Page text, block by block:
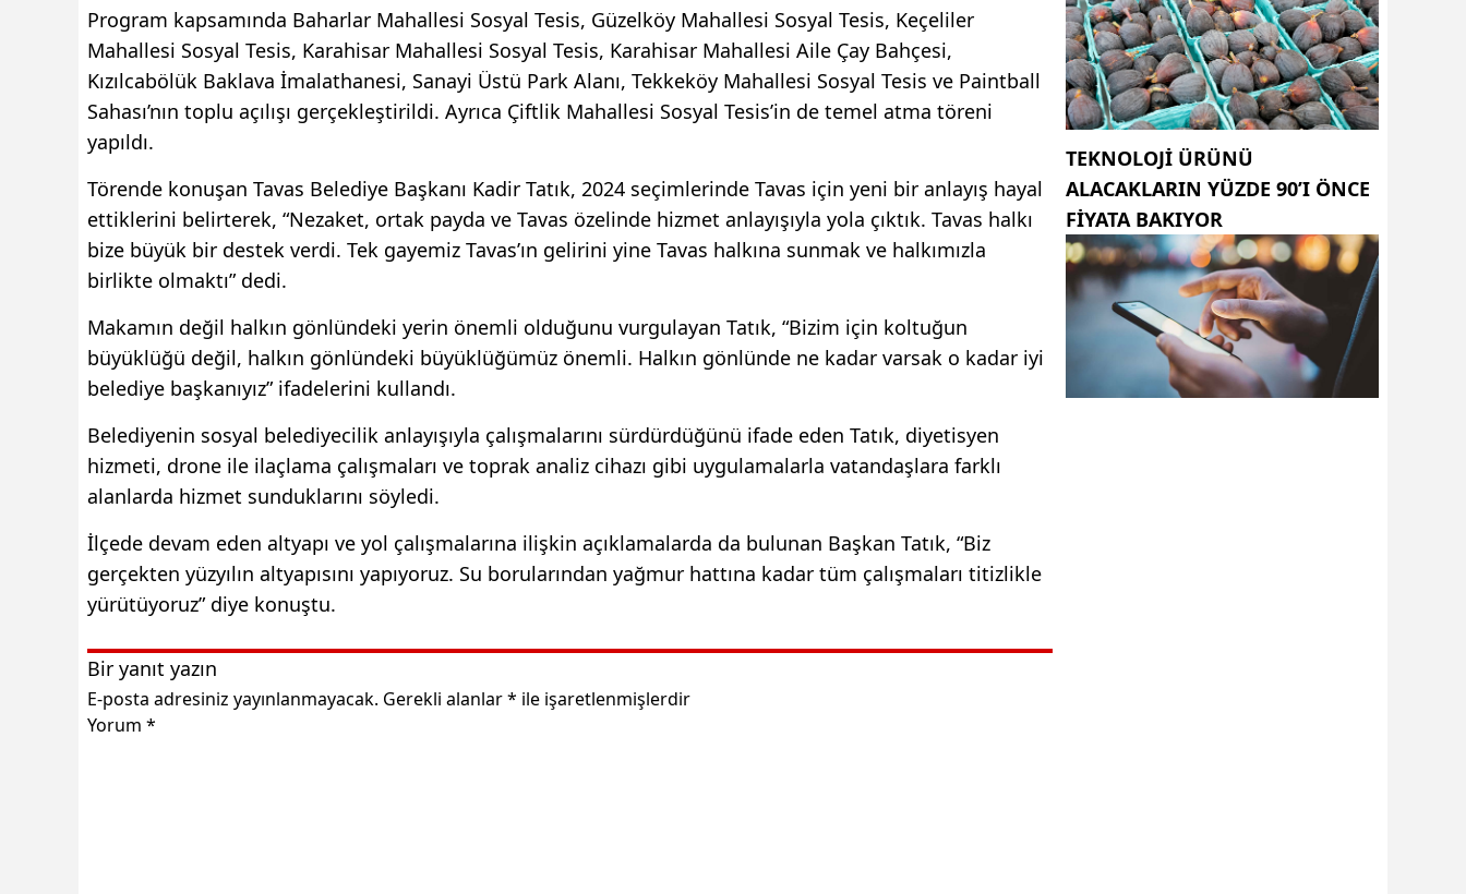
Program kapsamında Baharlar Mahallesi Sosyal Tesis, Güzelköy Mahallesi Sosyal Tesis, Keçeliler
Mahallesi Sosyal Tesis, Karahisar Mahallesi Sosyal Tesis, Karahisar Mahallesi Aile Çay Bahçesi,
Kızılcabölük Baklava İmalathanesi, Sanayi Üstü Park Alanı, Tekkeköy Mahallesi Sosyal Tesis ve Paintball
Sahası’nın toplu açılışı gerçekleştirildi. Ayrıca Çiftlik Mahallesi Sosyal Tesis’in de temel atma töreni
yapıldı.
Törende konuşan Tavas Belediye Başkanı Kadir Tatık, 2024 seçimlerinde Tavas için yeni bir anlayış hayal
ettiklerini belirterek, “Nezaket, ortak payda ve Tavas özelinde hizmet anlayışıyla yola çıktık. Tavas halkı
bize büyük bir destek verdi. Tek gayemiz Tavas’ın gelirini yine Tavas halkına sunmak ve halkımızla
birlikte olmaktı” dedi.
Makamın değil halkın gönlündeki yerin önemli olduğunu vurgulayan Tatık, “Bizim için koltuğun
büyüklüğü değil, halkın gönlündeki büyüklüğümüz önemli. Halkın gönlünde ne kadar varsak o kadar iyi
belediye başkanıyız” ifadelerini kullandı.
Belediyenin sosyal belediyecilik anlayışıyla çalışmalarını sürdürdüğünü ifade eden Tatık, diyetisyen
hizmeti, drone ile ilaçlama çalışmaları ve toprak analiz cihazı gibi uygulamalarla vatandaşlara farklı
alanlarda hizmet sunduklarını söyledi.
İlçede devam eden altyapı ve yol çalışmalarına ilişkin açıklamalarda da bulunan Başkan Tatık, “Biz
gerçekten yüzyılın altyapısını yapıyoruz. Su borularından yağmur hattına kadar tüm çalışmaları titizlikle
yürütüyoruz” diye konuştu.
Bir yanıt yazın
E-posta adresiniz yayınlanmayacak. Gerekli alanlar* ile işaretlenmişlerdir
Yorum *
TEKNOLOJI ÜRÜNÜ
ALACAKLARIN YÜZDE 90’I ÖNCE
FIYATA BAKIYOR